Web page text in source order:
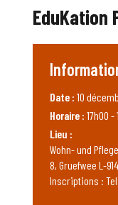
EduKation
Date : 10
Horaire : 17h00 -
Lieu :
Wohn- und
8, Gruefwee L-
Inscriptions :